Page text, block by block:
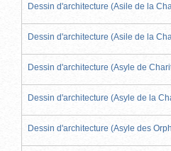
Dessin d'architecture (Asile de la
Dessin d'architecture (Asile de la
Dessin d'architecture (Asyle de
Dessin d'architecture (Asyle de la
Dessin d'architecture (Asyle des